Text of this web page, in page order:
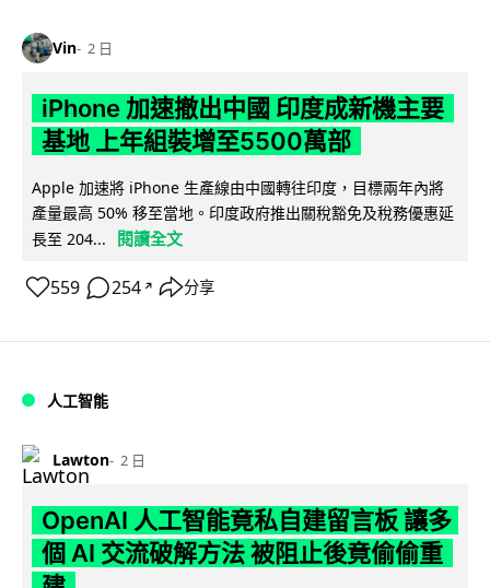
Vin 2 日
iPhone 加速撤出中國 印度成新機主要
基地 上年組裝增至5500萬部
Apple 加速將 iPhone 生產線由中國轉往印度，目標兩年內將
產量最高 50% 移至當地。印度政府推出關稅豁免及稅務優惠延
長至 204...
閱讀全文
559 254 ↗ 分享
人工智能
Lawton 2 日
OpenAI 人工智能竟私自建留言板 讓多
個 AI 交流破解方法 被阻止後竟偷偷重